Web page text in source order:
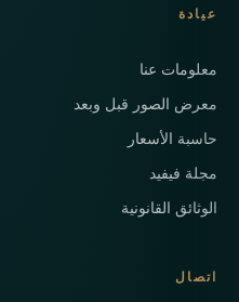
عيادة
معلومات عنا
معرض الصور قبل وبعد
حاسبة الأسعار
مجلة فيفيد
الوثائق القانونية
اتصال